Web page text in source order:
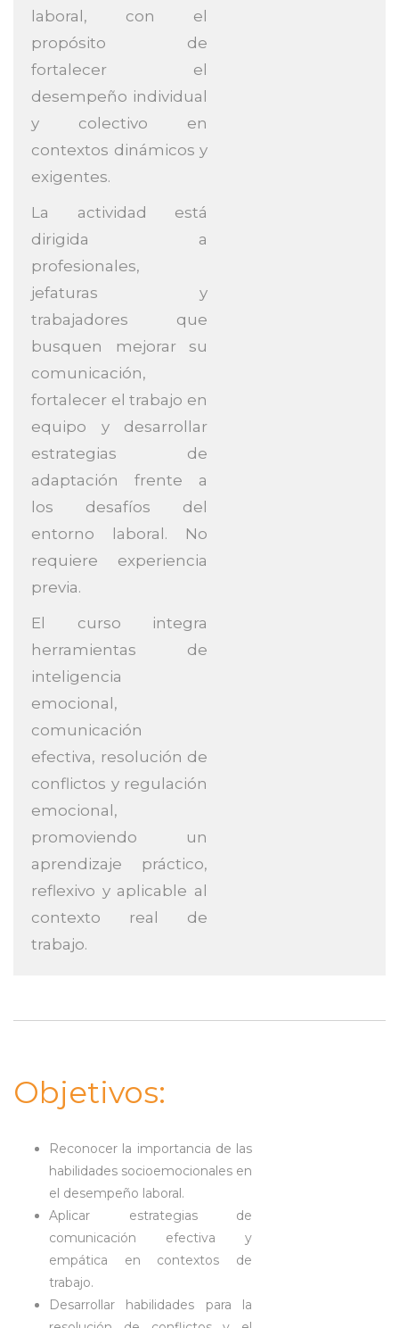
laboral, con el
propósito de
fortalecer el
desempeño individual
y colectivo en
contextos dinámicos y
exigentes.
La actividad está
dirigida a
profesionales,
jefaturas y
trabajadores que
busquen mejorar su
comunicación,
fortalecer el trabajo en
equipo y desarrollar
estrategias de
adaptación frente a
los desafíos del
entorno laboral. No
requiere experiencia
previa.
El curso integra
herramientas de
inteligencia
emocional,
comunicación
efectiva, resolución de
conflictos y regulación
emocional,
promoviendo un
aprendizaje práctico,
reflexivo y aplicable al
contexto real de
trabajo.
Objetivos:
Reconocer la importancia de las
habilidades socioemocionales en
el desempeño laboral.
Aplicar estrategias de
comunicación efectiva y
empática en contextos de
trabajo.
Desarrollar habilidades para la